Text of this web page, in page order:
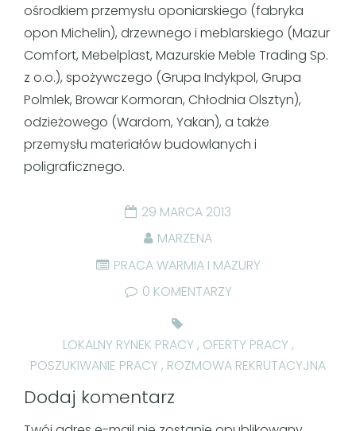
ośrodkiem przemysłu oponiarskiego (fabryka
opon Michelin), drzewnego i meblarskiego (Mazur
Comfort, Mebelplast, Mazurskie Meble Trading Sp.
z o.o.), spożywczego (Grupa Indykpol, Grupa
Polmlek, Browar Kormoran, Chłodnia Olsztyn),
odzieżowego (Wardom, Yakan), a także
przemysłu materiałów budowlanych i
poligraficznego.
29 MARCA 2013
MARZENA
PRACA WARMIA I MAZURY
0 KOMENTARZY
LOKALNY RYNEK PRACY, OFERTY PRACY,
POSZUKIWANIE PRACY, ROZMOWA REKRUTACYJNA
Dodaj komentarz